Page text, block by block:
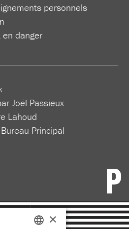
personnels
danger
Joël Passieux
Lahoud
Bureau Principal
×